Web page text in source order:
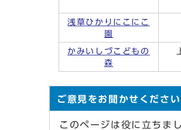
浅草ひかりにこにこ
園
かみいしづこどもの
森
ご意見をお聞かせください
このページは役に立ちま